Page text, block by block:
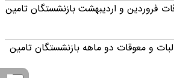
فروردین و اردیبهشت بازنشستگان تامین
و معوقات دو ماهه بازنشستگان تامین